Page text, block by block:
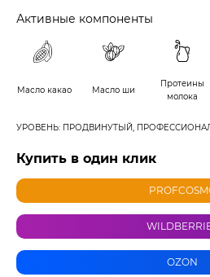
Активные компоненты
Масло какао Масло ши
Протеины
молока
УРОВЕНЬ: ПРОДВИНУТЫЙ,
Купить в один клик
OZON